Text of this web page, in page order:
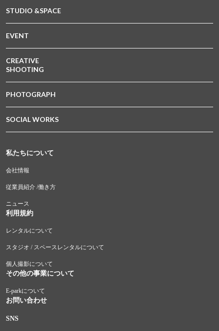
STUDIO &SPACE
EVENT
CREATIVE
SHOOTING
PHOTOGRAPH
SOCIAL WORKS
私たちについて
会社情報
従業員紹介 /働き方
ニュース
利用規約
レンタルについて
スタジオ / スペースレンタルについて
個人撮影について
その他の事業について
E-parkについて
お問い合わせ
SNS